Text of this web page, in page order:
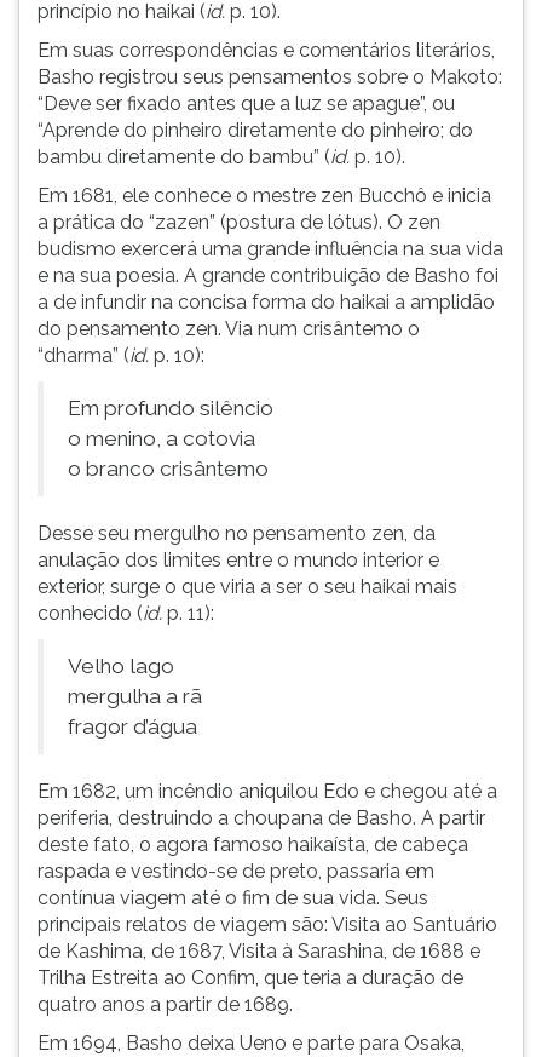
princípio no haikai (id. p. 10).
Em suas correspondências e comentários literários,
Basho registrou seus pensamentos sobre o Makoto:
“Deve ser fixado antes que a luz se apague”, ou
“Aprende do pinheiro diretamente do pinheiro; do
bambu diretamente do bambu” (id. p. 10).
Em 1681, ele conhece o mestre zen Bucchô e inicia
a prática do “zazen” (postura de lótus). O zen
budismo exercerá uma grande influência na sua vida
e na sua poesia. A grande contribuição de Basho foi
a de infundir na concisa forma do haikai a amplidão
do pensamento zen. Via num crisântemo o
“dharma” (id. p. 10):
Em profundo silêncio
o menino, a cotovia
o branco crisântemo
Desse seu mergulho no pensamento zen, da
anulação dos limites entre o mundo interior e
exterior, surge o que viria a ser o seu haikai mais
conhecido (id. p. 11):
Velho lago
mergulha a rã
fragor d’água
Em 1682, um incêndio aniquilou Edo e chegou até a
periferia, destruindo a choupana de Basho. A partir
deste fato, o agora famoso haikaísta, de cabeça
raspada e vestindo-se de preto, passaria em
contínua viagem até o fim de sua vida. Seus
principais relatos de viagem são: Visita ao Santuário
de Kashima, de 1687, Visita à Sarashina, de 1688 e
Trilha Estreita ao Confim, que teria a duração de
quatro anos a partir de 1689.
Em 1694, Basho deixa Ueno e parte para Osaka,